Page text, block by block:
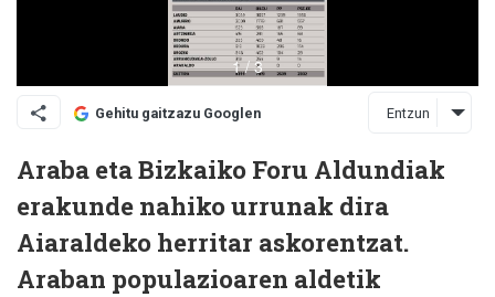
Gehitu gaitzazu Googlen Entzun
Araba eta Bizkaiko Foru Aldundiak
erakunde nahiko urrunak dira
Aiaraldeko herritar askorentzat.
Araban populazioaren aldetik